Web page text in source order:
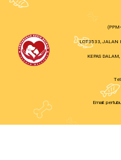
LOT3533, JALAN
KEPAS
Email: